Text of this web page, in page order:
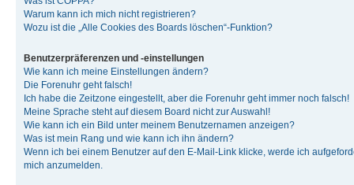
Warum kann ich mich nicht registrieren?
Wozu ist die „Alle Cookies des Boards löschen“-Funktion?
Benutzerpräferenzen und -einstellungen
Wie kann ich meine Einstellungen ändern?
Die Forenuhr geht falsch!
Ich habe die Zeitzone eingestellt, aber die Forenuhr geht immer noch falsch!
Meine Sprache steht auf diesem Board nicht zur Auswahl!
Wie kann ich ein Bild unter meinem Benutzernamen anzeigen?
Was ist mein Rang und wie kann ich ihn ändern?
Wenn ich bei einem Benutzer auf den E-Mail-Link klicke, werde ich
mich anzumelden.